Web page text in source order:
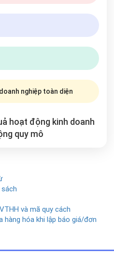
nghiệp toàn diện
hoạt động kinh doanh
quy mô
và mã quy cách
hàng hóa khi lập báo giá/đơn